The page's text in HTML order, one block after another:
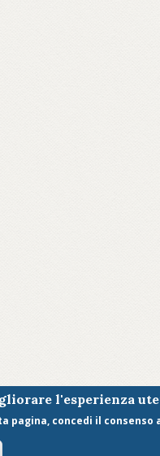
l'esperienza
pagina, concedi il